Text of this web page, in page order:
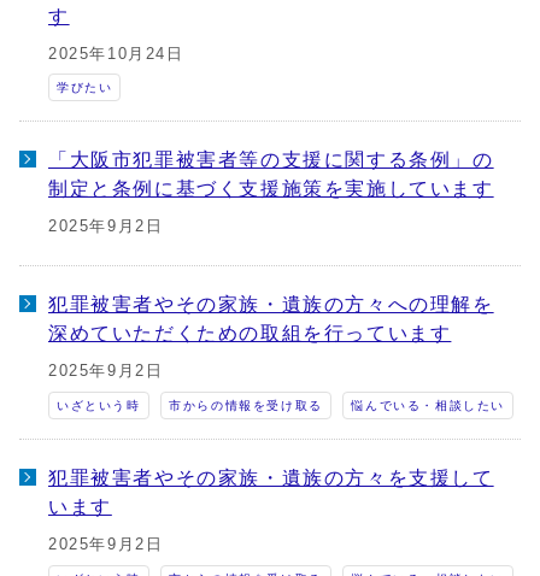
す
2025年10月24日
学びたい
「大阪市犯罪被害者等の支援に関する条例」の
制定と条例に基づく支援施策を実施しています
2025年9月2日
犯罪被害者やその家族・遺族の方々への理解を
深めていただくための取組を行っています
2025年9月2日
いざという時 市からの情報を受け取る 悩んでいる・相談したい
犯罪被害者やその家族・遺族の方々を支援して
います
2025年9月2日